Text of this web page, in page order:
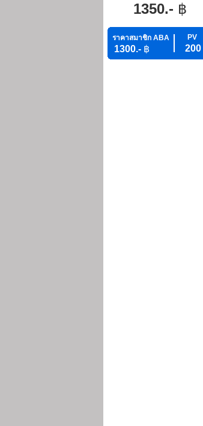
1350.- ฿
ราคาสมาชิก ABA PV
1300.- ฿ 200